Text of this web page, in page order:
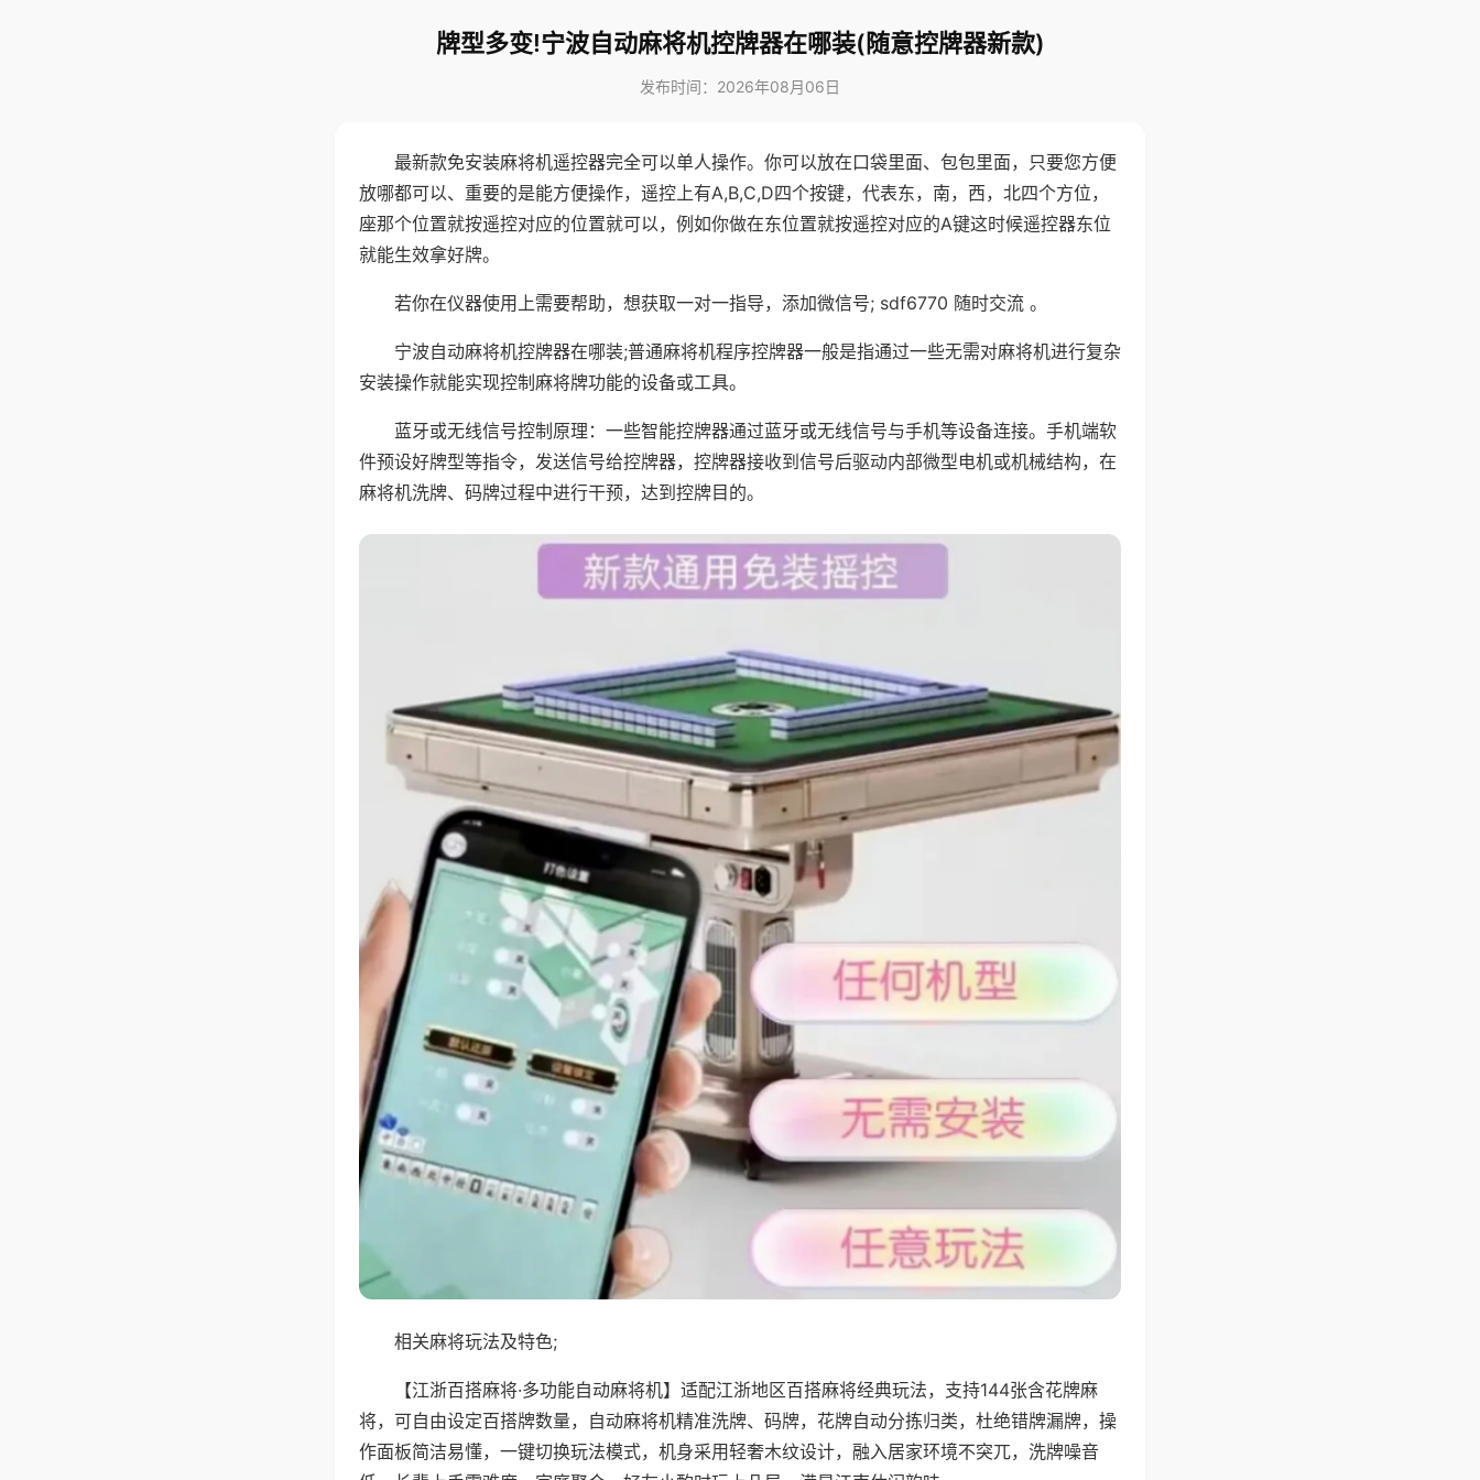
牌型多变!宁波自动麻将机控牌器在哪装(随意控牌器新款)
发布时间：2026年08月06日
最新款免安装麻将机遥控器完全可以单人操作。你可以放在口袋里面、包包里面，只要您方便
放哪都可以、重要的是能方便操作，遥控上有A,B,C,D四个按键，代表东，南，西，北四个方位，
座那个位置就按遥控对应的位置就可以，例如你做在东位置就按遥控对应的A键这时候遥控器东位
就能生效拿好牌。
若你在仪器使用上需要帮助，想获取一对一指导，添加微信号; sdf6770 随时交流 。
宁波自动麻将机控牌器在哪装;普通麻将机程序控牌器一般是指通过一些无需对麻将机进行复杂
安装操作就能实现控制麻将牌功能的设备或工具。
蓝牙或无线信号控制原理：一些智能控牌器通过蓝牙或无线信号与手机等设备连接。手机端软
件预设好牌型等指令，发送信号给控牌器，控牌器接收到信号后驱动内部微型电机或机械结构，在
麻将机洗牌、码牌过程中进行干预，达到控牌目的。
相关麻将玩法及特色;
【江浙百搭麻将·多功能自动麻将机】适配江浙地区百搭麻将经典玩法，支持144张含花牌麻
将，可自由设定百搭牌数量，自动麻将机精准洗牌、码牌，花牌自动分拣归类，杜绝错牌漏牌，操
作面板简洁易懂，一键切换玩法模式，机身采用轻奢木纹设计，融入居家环境不突兀，洗牌噪音